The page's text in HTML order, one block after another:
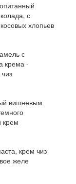
с
хлопьев
с
крема -
вишневым
крем
крем чиз
желе